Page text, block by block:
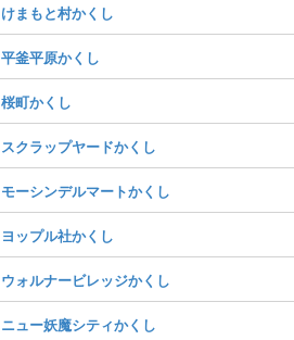
けまもと村かくし
平釜平原かくし
桜町かくし
スクラップヤードかくし
モーシンデルマートかくし
ヨップル社かくし
ウォルナービレッジかくし
ニュー妖魔シティかくし